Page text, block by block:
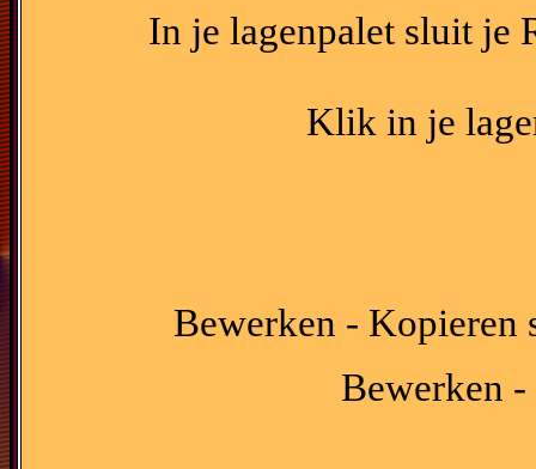
In je lagenpalet sluit je
Klik in je
Bewerken - Kopieren
Bewerken